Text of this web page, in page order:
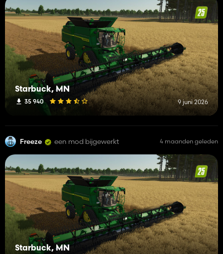
4. Could you go more into details here, what base specific, is
it the starter farm somewhere. an onion if by itself is small, I
would appreciate if more info is provided on this one.
Thanks
Starbuck, MN
35 940 9 juni 2026
Freeze een mod bijgewerkt 4 maanden geleden
Starbuck, MN